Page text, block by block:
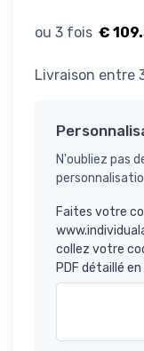
€
Livraison entre
N'oubliez pas
Faites votre
collez votre
PDF détaillé